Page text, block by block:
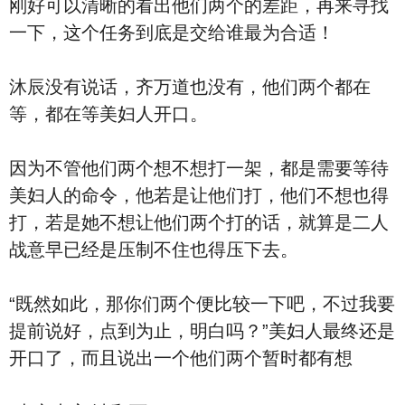
刚好可以清晰的看出他们两个的差距，再来寻找
一下，这个任务到底是交给谁最为合适！
沐辰没有说话，齐万道也没有，他们两个都在
等，都在等美妇人开口。
因为不管他们两个想不想打一架，都是需要等待
美妇人的命令，他若是让他们打，他们不想也得
打，若是她不想让他们两个打的话，就算是二人
战意早已经是压制不住也得压下去。
“既然如此，那你们两个便比较一下吧，不过我要
提前说好，点到为止，明白吗？”美妇人最终还是
开口了，而且说出一个他们两个暂时都有想